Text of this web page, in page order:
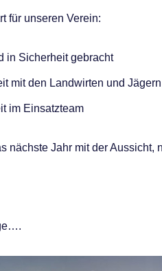
für unseren Verein:
in Sicherheit gebracht
mit den Landwirten und
im Einsatzteam
nächste Jahr mit der Aussicht,